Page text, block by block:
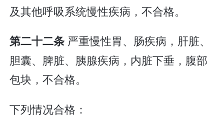
及其他呼吸系统慢性疾病，不合格。
第二十二条 严重慢性胃、肠疾病，肝脏、
胆囊、脾脏、胰腺疾病，内脏下垂，腹部
包块，不合格。
下列情况合格：